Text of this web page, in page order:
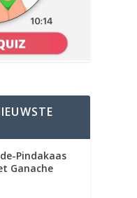
Pindakaas
Ganache